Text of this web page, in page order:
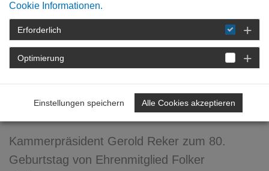
STARTSEITE DETAIL
Glückwünsche zum 80.
Geburtstag!
Kammerpräsident Gerold Reker zum 80.
Geburtstag von Ehrenmitglied Folker
Cookie Informationen.
Erforderlich
Optimierung
Einstellungen speichern Alle Cookies akzeptieren